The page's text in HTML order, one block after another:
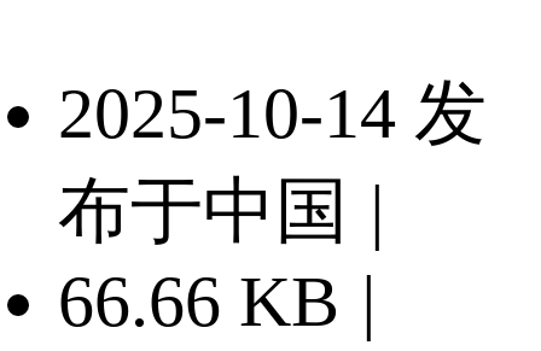
2025-10-14 发
布于中国 |
66.66 KB |